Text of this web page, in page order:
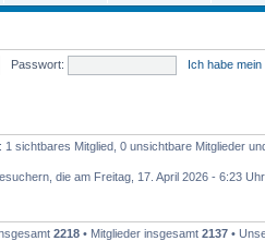
Passwort:
Ich habe
1 sichtbares Mitglied, 0 unsichtbare Mitglieder
die am Freitag, 17. April 2026 - 6:23
2218 • Mitglieder insgesamt 2137 •